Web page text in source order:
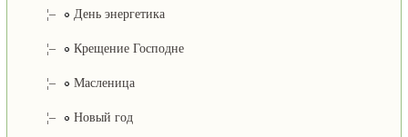
¦– День энергетика
¦– Крещение Господне
¦– Масленица
¦– Новый год